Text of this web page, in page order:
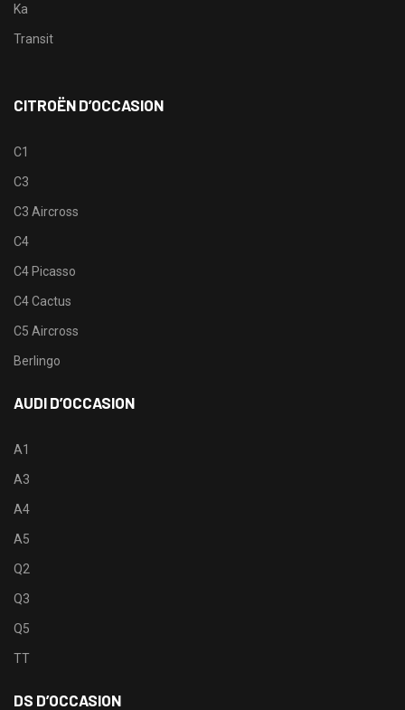
Ka
Transit
CITROËN D’OCCASION
C1
C3
C3 Aircross
C4
C4 Picasso
C4 Cactus
C5 Aircross
Berlingo
AUDI D’OCCASION
A1
A3
A4
A5
Q2
Q3
Q5
TT
DS D’OCCASION